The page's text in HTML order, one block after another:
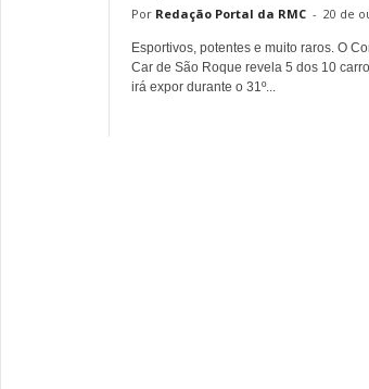
Redação Portal da RMC - 20 de
Esportivos, potentes e muito raros. O
Car de São Roque revela 5 dos 10
irá expor durante o 31º...